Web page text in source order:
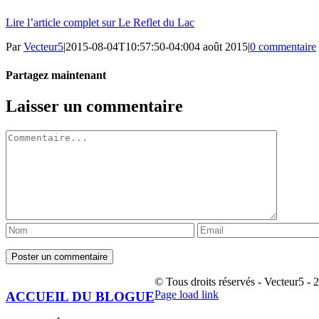
Lire l’article complet sur Le Reflet du Lac
ParVecteur5|2015-08-04T10:57:50-04:004 août 2015|0 commentaire
Partagez maintenant
Facebook
Twitter
LinkedIn
Tumblr
Pinterest
Email
Laisser un commentaire
Commentaire
ACCUEIL DU BLOGUE
© Tous droits réservés - Vecteur5 -
Facebook
Page load link
Aller